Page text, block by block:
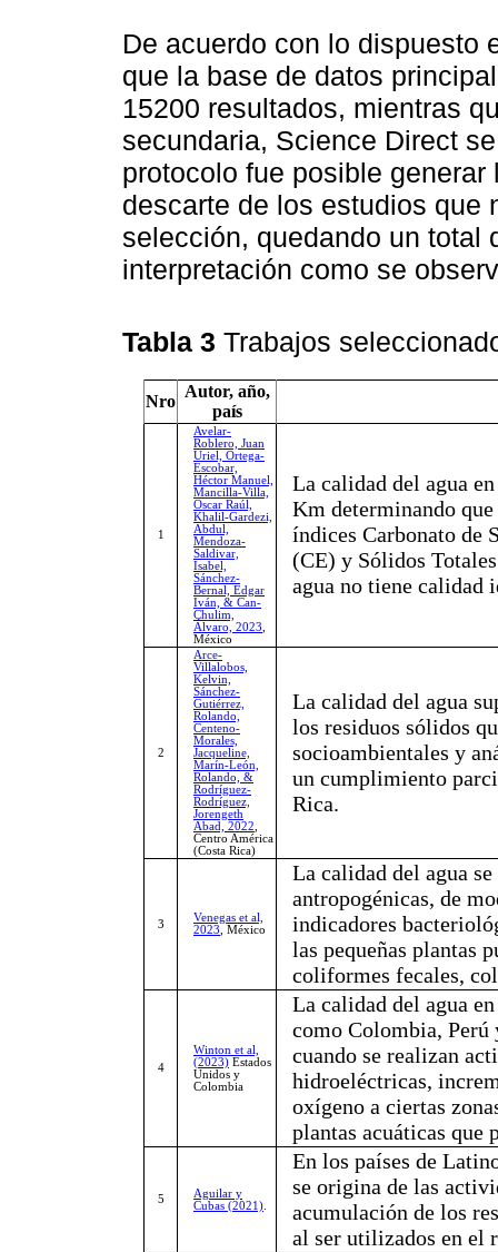
De acuerdo con lo dispuesto
que la base de datos
15200 resultados, mientras
secundaria, Science Direct
protocolo fue posible
descarte de los estudios que
selección, quedando un total
interpretación como se
Tabla 3 Trabajos
Nro
Autor, año,
país
1
Avelar-
Roblero, Juan
Uriel, Ortega-
Escobar,
Héctor Manuel,
Mancilla-Villa,
Oscar Raúl,
Khalil-Gardezi,
Abdul,
Mendoza-
Saldivar,
Isabel,
Sánchez-
Bernal, Edgar
Iván, & Can-
Chulim,
Álvaro, 2023
México
La calidad del agua
Km determinando
índices Carbonato de
(CE) y Sólidos
agua no tiene calidad
2
Arce-
Villalobos,
Kelvin,
Sánchez-
Gutiérrez,
Rolando,
Centeno-
Morales,
Jacqueline,
Marín-León,
Rolando, &
Rodríguez-
Rodríguez,
Jorengeth
Abad, 2022
Centro América
(Costa Rica)
La calidad del agua
los residuos sólidos
socioambientales y
un cumplimiento
Rica.
3
Venegas et al,
2023 , México
La calidad del agua
antropogénicas, de
indicadores
las pequeñas plantas
coliformes fecales,
4
Winton et al,
(2023) Estados
Unidos y
Colombia
La calidad del agua
como Colombia,
cuando se realizan
hidroeléctricas,
oxígeno a ciertas
plantas acuáticas que
5
Aguilar y
Cubas (2021)
En los países de
se origina de las
acumulación de los
al ser utilizados en el